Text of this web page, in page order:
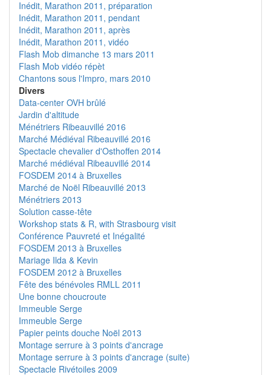
Inédit, Marathon 2011, préparation
Inédit, Marathon 2011, pendant
Inédit, Marathon 2011, après
Inédit, Marathon 2011, vidéo
Flash Mob dimanche 13 mars 2011
Flash Mob vidéo répèt
Chantons sous l'Impro, mars 2010
Divers
Data-center OVH brûlé
Jardin d'altitude
Ménétriers Ribeauvillé 2016
Marché Médiéval Ribeauvillé 2016
Spectacle chevalier d'Osthoffen 2014
Marché médiéval Ribeauvillé 2014
FOSDEM 2014 à Bruxelles
Marché de Noël Ribeauvillé 2013
Ménétriers 2013
Solution casse-tête
Workshop stats & R, with Strasbourg visit
Conférence Pauvreté et Inégalité
FOSDEM 2013 à Bruxelles
Mariage Ilda & Kevin
FOSDEM 2012 à Bruxelles
Fête des bénévoles RMLL 2011
Une bonne choucroute
Immeuble Serge
Immeuble Serge
Papier peints douche Noël 2013
Montage serrure à 3 points d'ancrage
Montage serrure à 3 points d'ancrage (suite)
Spectacle Rivétoiles 2009